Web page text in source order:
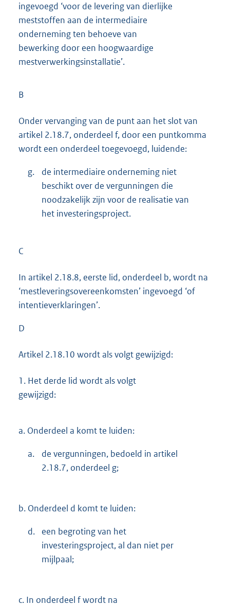
ingevoegd ‘voor de levering van dierlijke
meststoffen aan de intermediaire
onderneming ten behoeve van
bewerking door een hoogwaardige
mestverwerkingsinstallatie’.
B
Onder vervanging van de punt aan het slot van
artikel 2.18.7, onderdeel f, door een puntkomma
wordt een onderdeel toegevoegd, luidende:
g.
de intermediaire onderneming niet
beschikt over de vergunningen die
noodzakelijk zijn voor de realisatie van
het investeringsproject.
C
In artikel 2.18.8, eerste lid, onderdeel b, wordt na
‘mestleveringsovereenkomsten’ ingevoegd ‘of
intentieverklaringen’.
D
Artikel 2.18.10 wordt als volgt gewijzigd:
1. Het derde lid wordt als volgt
gewijzigd:
a. Onderdeel a komt te luiden:
a.
de vergunningen, bedoeld in artikel
2.18.7, onderdeel g;
b. Onderdeel d komt te luiden:
d.
een begroting van het
investeringsproject, al dan niet per
mijlpaal;
c. In onderdeel f wordt na